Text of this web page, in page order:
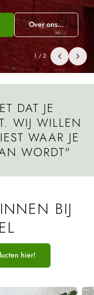
Over ons...
1 /2
DAT JE
WIJ WILLEN
WAAR JE
WORDT"
BIJ
hier!